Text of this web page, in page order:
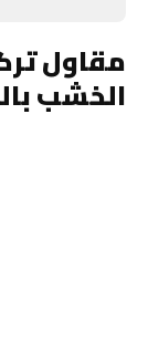
مقاول
الخشب